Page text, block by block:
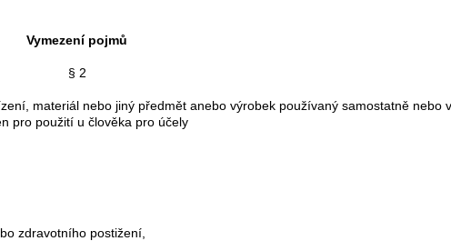
Vymezení pojmů
§ 2
materiál nebo jiný předmět anebo výrobek používaný samostatně nebo
pro použití u člověka pro účely
zdravotního postižení,